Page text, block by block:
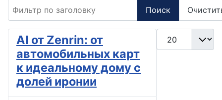
Поиск
Кол-во строк:
AI от Zenrin: от
автомобильных карт
к идеальному дому с
долей иронии